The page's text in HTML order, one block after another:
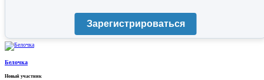
Зарегистрироваться
Белочка
Новый участник